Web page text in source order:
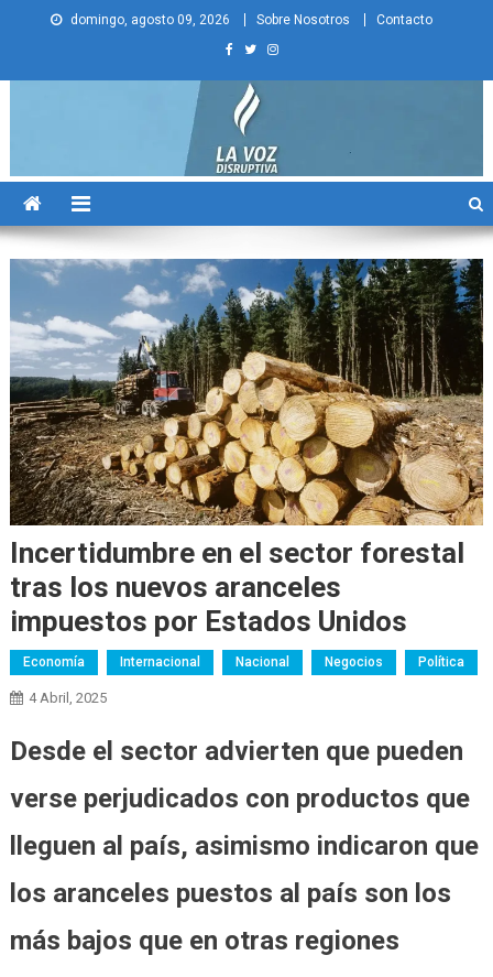
domingo, agosto 09, 2026 Sobre Nosotros Contacto
La Voz Disruptiva
Incertidumbre en el sector forestal
tras los nuevos aranceles
impuestos por Estados Unidos
Economía Internacional Nacional Negocios Política
4 Abril, 2025
Desde el sector advierten que pueden
verse perjudicados con productos que
lleguen al país, asimismo indicaron que
los aranceles puestos al país son los
más bajos que en otras regiones